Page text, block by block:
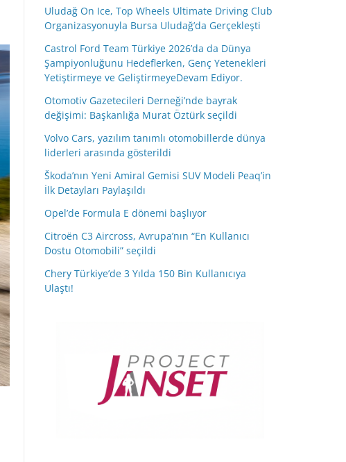
Uludağ On Ice, Top Wheels Ultimate Driving Club
Organizasyonuyla Bursa Uludağ’da Gerçekleşti
Castrol Ford Team Türkiye 2026’da da Dünya
Şampiyonluğunu Hedeflerken, Genç Yetenekleri
Yetiştirmeye ve GeliştirmeyeDevam Ediyor.
Otomotiv Gazetecileri Derneği’nde bayrak
değişimi: Başkanlığa Murat Öztürk seçildi
Volvo Cars, yazılım tanımlı otomobillerde dünya
liderleri arasında gösterildi
Škoda’nın Yeni Amiral Gemisi SUV Modeli Peaq’in
İlk Detayları Paylaşıldı
Opel’de Formula E dönemi başlıyor
Citroën C3 Aircross, Avrupa’nın “En Kullanıcı
Dostu Otomobili” seçildi
Chery Türkiye’de 3 Yılda 150 Bin Kullanıcıya
Ulaştı!